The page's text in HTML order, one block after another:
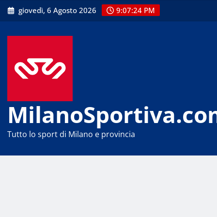
Skip
to
giovedì, 6 Agosto 2026 9:07:25 PM
Tutto lo sport di Milano e provincia